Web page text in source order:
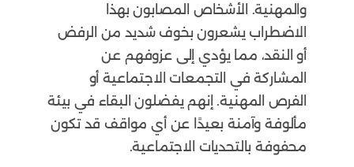
والمهنية. الأشخاص المصابون بهذا
الاضطراب يشعرون بخوف شديد من الرفض
أو النقد، مما يؤدي إلى عزوفهم عن
المشاركة في التجمعات الاجتماعية أو
الفرص المهنية. إنهم يفضلون البقاء في بيئة
مألوفة وآمنة بعيدًا عن أي مواقف قد تكون
محفوفة بالتحديات الاجتماعية.